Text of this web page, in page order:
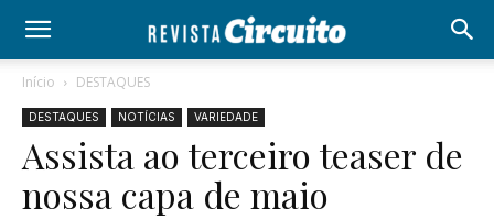
Início DESTAQUES
DESTAQUES NOTÍCIAS VARIEDADE
Assista ao terceiro teaser de
nossa capa de maio